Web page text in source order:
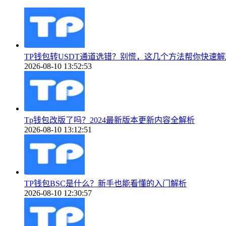
TP钱包转USDT通道选错？别慌，这几个方法帮你快速
2026-08-10 13:52:53
Tp钱包改版了吗？2024最新版本更新内容全解析
2026-08-10 13:12:51
TP钱包BSC是什么？新手也能看懂的入门解析
2026-08-10 12:30:57